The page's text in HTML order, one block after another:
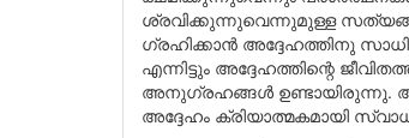
ശ്രവിക്കുന്നുവെന്നുമുള്ള
ഗ്രഹിക്കാൻ അദ്ദേഹത്തിനു
എന്നിട്ടും അദ്ദേഹത്തിന്റെ
അനുഗ്രഹങ്ങൾ ഉണ്ടായിരുന്നു.
അദ്ദേഹം ക്രിയാത്മകമായി